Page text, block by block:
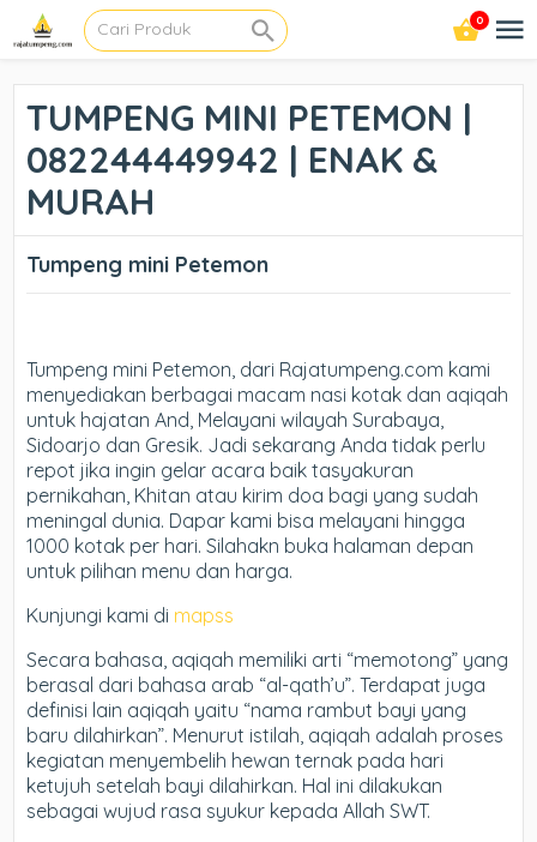
0
TUMPENG MINI PETEMON |
082244449942 | ENAK &
MURAH
Tumpeng mini Petemon
Tumpeng mini Petemon, dari Rajatumpeng.com kami
menyediakan berbagai macam nasi kotak dan aqiqah
untuk hajatan And, Melayani wilayah Surabaya,
Sidoarjo dan Gresik. Jadi sekarang Anda tidak perlu
repot jika ingin gelar acara baik tasyakuran
pernikahan, Khitan atau kirim doa bagi yang sudah
meningal dunia. Dapar kami bisa melayani hingga
1000 kotak per hari. Silahakn buka halaman depan
untuk pilihan menu dan harga.
Kunjungi kami di mapss
Secara bahasa, aqiqah memiliki arti “memotong” yang
berasal dari bahasa arab “al-qath’u”. Terdapat juga
definisi lain aqiqah yaitu “nama rambut bayi yang
baru dilahirkan”. Menurut istilah, aqiqah adalah proses
kegiatan menyembelih hewan ternak pada hari
ketujuh setelah bayi dilahirkan. Hal ini dilakukan
sebagai wujud rasa syukur kepada Allah SWT.